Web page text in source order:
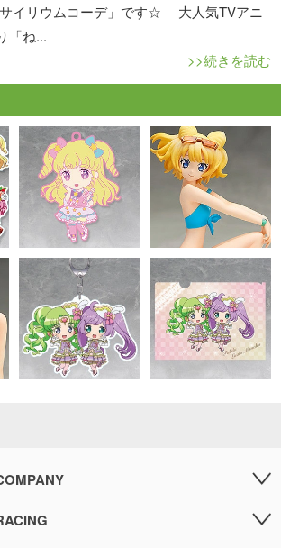
サイリウムコーデ」です☆ 大人気TVアニ
「ね...
>>続きを読む